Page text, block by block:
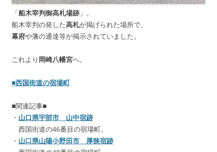
「船木宰判御高札場跡 」。
船木宰判の発した高札が掲げられた場所で、
幕府や藩の通達等が掲示されていました。
これより 岡崎八幡宮へ。
■西国街道の宿場町
■関連記事■
・ 山口県宇部市 山中宿跡
西国街道の46番目の宿場町。
・ 山口県山陽小野田市 厚狭宿跡